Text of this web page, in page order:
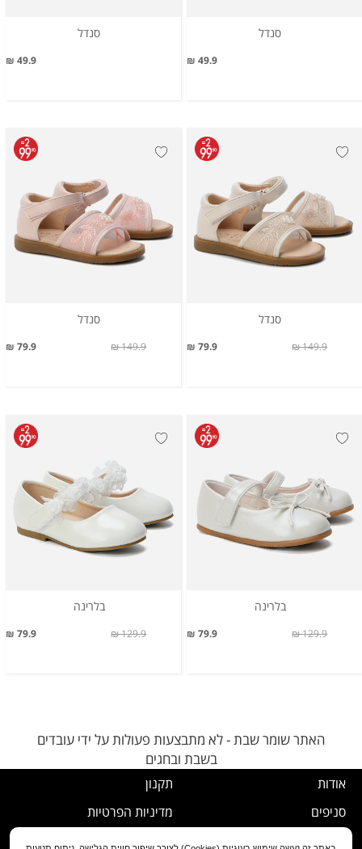
סנדל
49.9 ₪
סנדל
49.9 ₪
סנדל
79.9 ₪ 149.9 ₪
סנדל
79.9 ₪ 149.9 ₪
בלרינה
79.9 ₪ 129.9 ₪
בלרינה
79.9 ₪ 129.9 ₪
האתר שומר שבת - לא מתבצעות פעולות על ידי עובדים
בשבת ובחגים
אודות
סניפים
תקנון
מדיניות הפרטיות
נוהל ביטול עסקה